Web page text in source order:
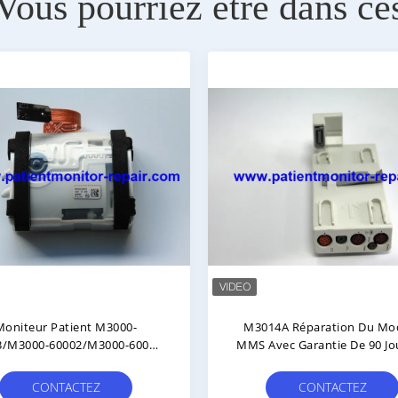
De La Carte Mère Du
MMS M3001A Avec
Garantie De 90 Jours Pour
CONTACTEZ
Module De Surveillance
Patient M3000-60003
Excellent État
CONTACTEZ